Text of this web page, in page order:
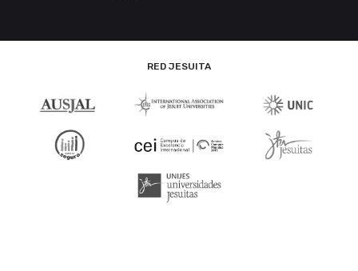
RED JESUITA